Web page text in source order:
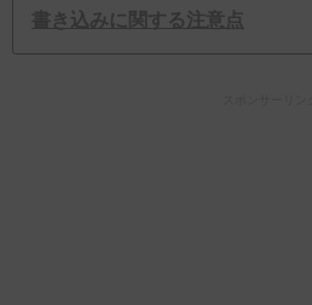
書き込みに関する注意点